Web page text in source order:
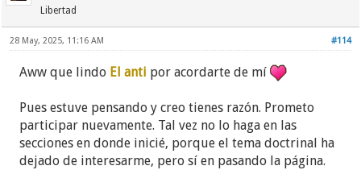
Libertad
#114
28 May, 2025, 11:16 AM
Aww que lindo El anti por acordarte de mí
Pues estuve pensando y creo tienes razón. Prometo
participar nuevamente. Tal vez no lo haga en las
secciones en donde inicié, porque el tema doctrinal ha
dejado de interesarme, pero sí en pasando la página.